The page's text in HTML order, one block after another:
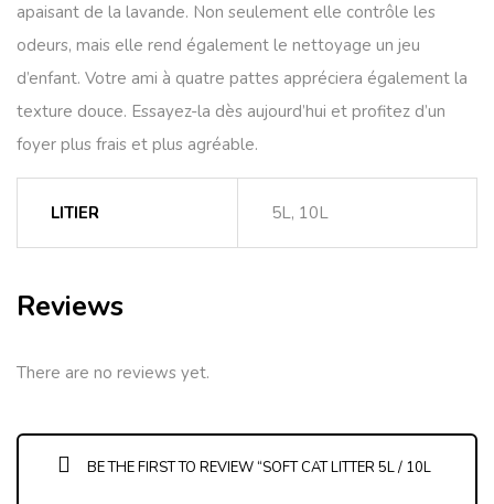
apaisant de la lavande. Non seulement elle contrôle les
odeurs, mais elle rend également le nettoyage un jeu
d’enfant. Votre ami à quatre pattes appréciera également la
texture douce. Essayez-la dès aujourd’hui et profitez d’un
foyer plus frais et plus agréable.
LITIER 5L, 10L
Reviews
There are no reviews yet.
BE THE FIRST TO REVIEW “SOFT CAT LITTER 5L / 10L